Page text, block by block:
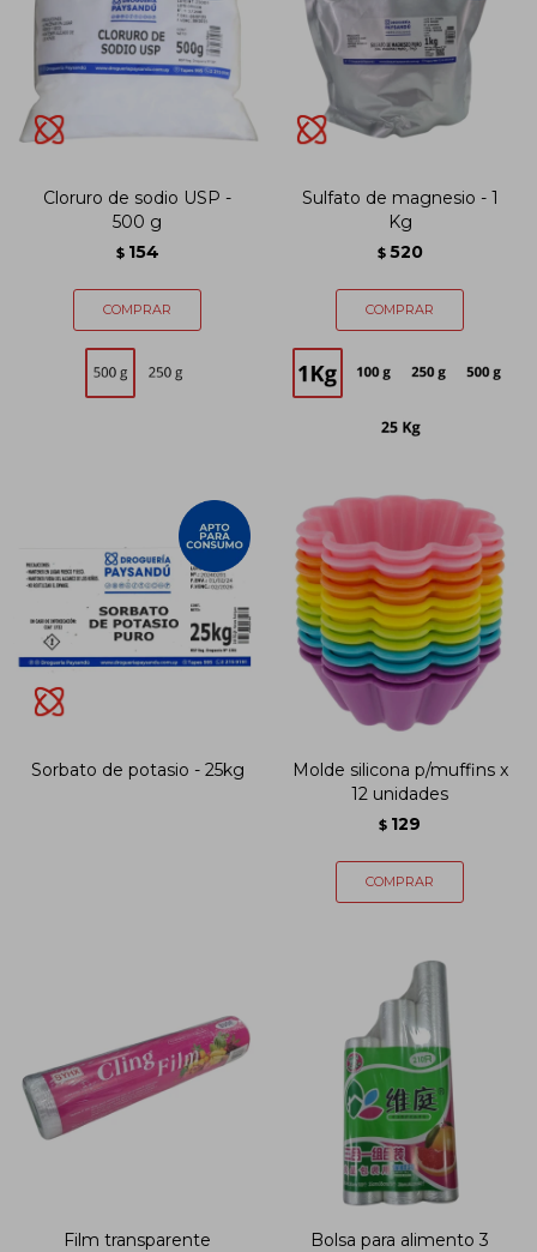
Cloruro de sodio USP -
500 g
$ 154
Sulfato de magnesio - 1
Kg
$ 520
Sorbato de potasio - 25kg
Molde silicona p/muffins x
12 unidades
$ 129
Film transparente
Bolsa para alimento 3